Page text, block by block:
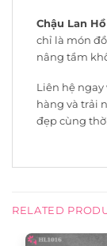
Chậu Lan
chỉ là món
nâng tầm
Liên hệ ngay
hàng và trải
đẹp cùng
RELATED